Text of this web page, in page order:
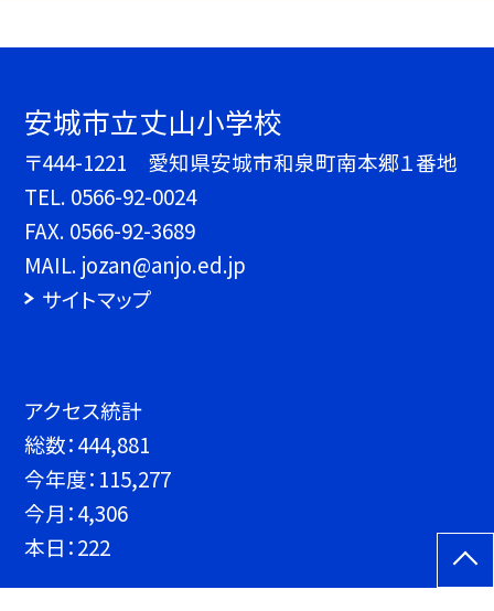
安城市立丈山小学校
〒444-1221 愛知県安城市和泉町南本郷１番地
TEL. 0566-92-0024
FAX. 0566-92-3689
MAIL. jozan@anjo.ed.jp
サイトマップ
アクセス統計
総数：444,881
今年度： 115,277
今月：4,306
本日：222